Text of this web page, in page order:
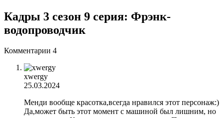
Кадры 3 сезон 9 серия: Фрэнк-
водопроводчик
Комментарии 4
xwergy
25.03.2024
Менди вообще красотка,всегда нравился этот персонаж:)
Да,может быть этот момент с машиной был лишним, но